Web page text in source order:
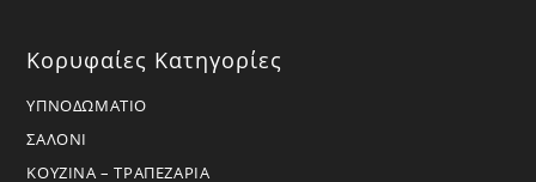
Κορυφαίες Κατηγορίες
ΥΠΝΟΔΩΜΑΤΙΟ
ΣΑΛΟΝΙ
ΚΟΥΖΙΝΑ – ΤΡΑΠΕΖΑΡΙΑ